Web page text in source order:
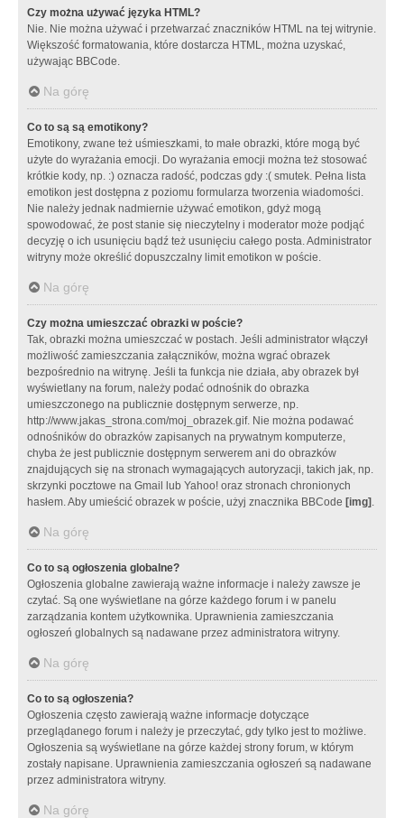
Czy można używać języka HTML?
Nie. Nie można używać i przetwarzać znaczników HTML na tej witrynie.
Większość formatowania, które dostarcza HTML, można uzyskać,
używając BBCode.
Na górę
Co to są są emotikony?
Emotikony, zwane też uśmieszkami, to małe obrazki, które mogą być
użyte do wyrażania emocji. Do wyrażania emocji można też stosować
krótkie kody, np. :) oznacza radość, podczas gdy :( smutek. Pełna lista
emotikon jest dostępna z poziomu formularza tworzenia wiadomości.
Nie należy jednak nadmiernie używać emotikon, gdyż mogą
spowodować, że post stanie się nieczytelny i moderator może podjąć
decyzję o ich usunięciu bądź też usunięciu całego posta. Administrator
witryny może określić dopuszczalny limit emotikon w poście.
Na górę
Czy można umieszczać obrazki w poście?
Tak, obrazki można umieszczać w postach. Jeśli administrator włączył
możliwość zamieszczania załączników, można wgrać obrazek
bezpośrednio na witrynę. Jeśli ta funkcja nie działa, aby obrazek był
wyświetlany na forum, należy podać odnośnik do obrazka
umieszczonego na publicznie dostępnym serwerze, np.
http://www.jakas_strona.com/moj_obrazek.gif. Nie można podawać
odnośników do obrazków zapisanych na prywatnym komputerze,
chyba że jest publicznie dostępnym serwerem ani do obrazków
znajdujących się na stronach wymagających autoryzacji, takich jak, np.
skrzynki pocztowe na Gmail lub Yahoo! oraz stronach chronionych
hasłem. Aby umieścić obrazek w poście, użyj znacznika BBCode [img] .
Na górę
Co to są ogłoszenia globalne?
Ogłoszenia globalne zawierają ważne informacje i należy zawsze je
czytać. Są one wyświetlane na górze każdego forum i w panelu
zarządzania kontem użytkownika. Uprawnienia zamieszczania
ogłoszeń globalnych są nadawane przez administratora witryny.
Na górę
Co to są ogłoszenia?
Ogłoszenia często zawierają ważne informacje dotyczące
przeglądanego forum i należy je przeczytać, gdy tylko jest to możliwe.
Ogłoszenia są wyświetlane na górze każdej strony forum, w którym
zostały napisane. Uprawnienia zamieszczania ogłoszeń są nadawane
przez administratora witryny.
Na górę